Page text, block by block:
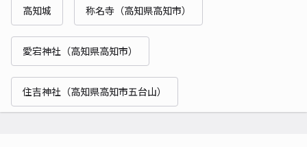
高知城 称名寺（高知県高知市）
愛宕神社（高知県高知市）
住吉神社（高知県高知市五台山）